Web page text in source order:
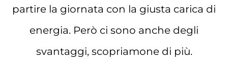
partire la giornata con la giusta carica di
energia. Però ci sono anche degli
svantaggi, scopriamone di più.